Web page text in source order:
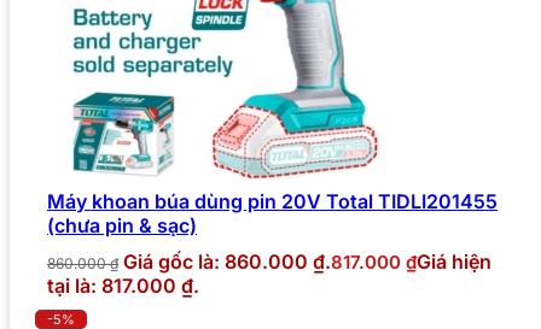
Máy khoan búa dùng pin 20V Total TIDLI201455
(chưa pin & sạc)
860.000₫ Giá gốc là: 860.000 ₫.817.000 ₫Giá hiện
tại là: 817.000 ₫.
-5%